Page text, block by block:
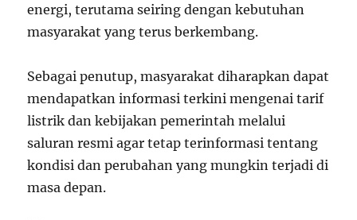
energi, terutama seiring dengan kebutuhan
masyarakat yang terus berkembang.
Sebagai penutup, masyarakat diharapkan dapat
mendapatkan informasi terkini mengenai tarif
listrik dan kebijakan pemerintah melalui
saluran resmi agar tetap terinformasi tentang
kondisi dan perubahan yang mungkin terjadi di
masa depan.